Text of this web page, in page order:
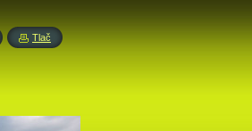
Tlač